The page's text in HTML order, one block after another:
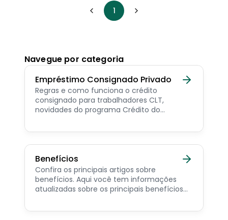
1
Navegue por categoria
Empréstimo Consignado Privado
Regras e como funciona o crédito
consignado para trabalhadores CLT,
novidades do programa Crédito do
consignado privado.
Benefícios
Confira os principais artigos sobre
benefícios. Aqui você tem informações
atualizadas sobre os principais benefícios
pensionista e beneficiários de programas